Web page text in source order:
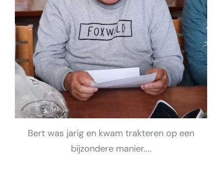
Bert was jarig en kwam trakteren op een
bijzondere manier....